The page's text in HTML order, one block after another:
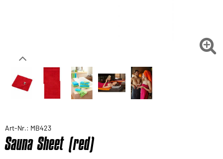

Art-Nr.: MB423
Sauna Sheet (red)